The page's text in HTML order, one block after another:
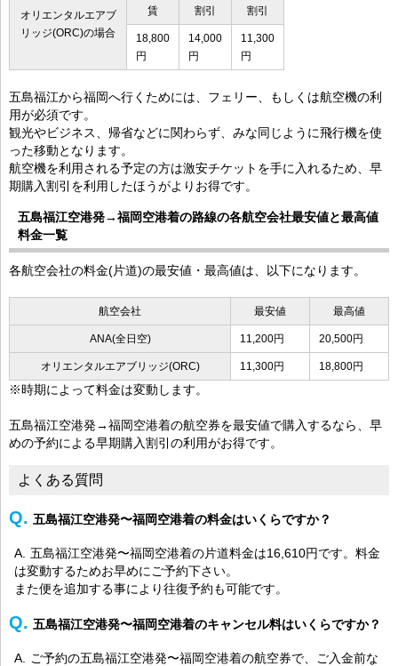
オリエンタルエアブ
リッジ(ORC)の場合
賃
割引
割引
18,800
円
14,000
円
11,300
円
五島福江から福岡へ行くためには、フェリー、もしくは航空機の利
用が必須です。
観光やビジネス、帰省などに関わらず、みな同じように飛行機を使
った移動となります。
航空機を利用される予定の方は激安チケットを手に入れるため、早
期購入割引を利用したほうがよりお得です。
五島福江空港発→福岡空港着の路線の各航空会社最安値と最高値
料金一覧
各航空会社の料金(片道)の最安値・最高値は、以下になります。
航空会社 最安値 最高値
ANA(全日空) 11,200円 20,500円
オリエンタルエアブリッジ(ORC) 11,300円 18,800円
※時期によって料金は変動します。
五島福江空港発→福岡空港着の航空券を最安値で購入するなら、早
めの予約による早期購入割引の利用がお得です。
よくある質問
五島福江空港発〜福岡空港着の料金はいくらですか？
五島福江空港発〜福岡空港着の片道料金は16,610円です。料金
は変動するためお早めにご予約下さい。
また便を追加する事により往復予約も可能です。
五島福江空港発〜福岡空港着のキャンセル料はいくらですか？
ご予約の五島福江空港発〜福岡空港着の航空券で、ご入金前な